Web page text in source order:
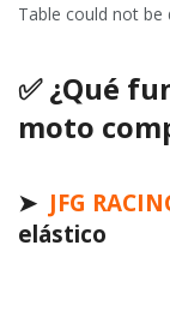
Table could not be
✅¿Qué
moto
➤ JFG
elástico